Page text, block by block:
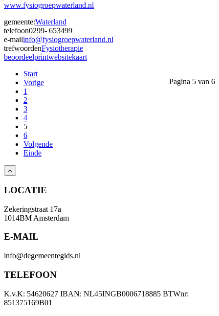
www.fysiogroepwaterland.nl
gemeente:Waterland
telefoon0299- 653499
e-mailinfo@fysiogroepwaterland.nl
trefwoordenFysiotherapie
beoordeelprintwebsitekaart
Pagina 5 van 6
Start
Vorige
1
2
3
4
5
6
Volgende
Einde
LOCATIE
Zekeringstraat 17a
1014BM Amsterdam
E-MAIL
info@degemeentegids.nl
TELEFOON
K.v.K: 54620627 IBAN: NL45INGB0006718885 BTWnr:
851375169B01